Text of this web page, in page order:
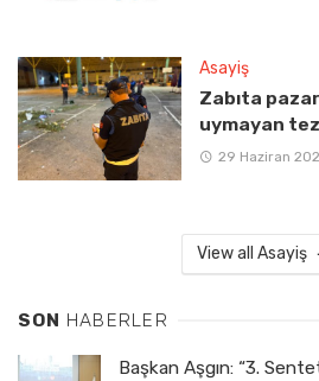
Asayiş
Zabıta
uymayan
29 Haziran
View all Asayiş
SON HABERLER
Başkan Aşgın: “3.